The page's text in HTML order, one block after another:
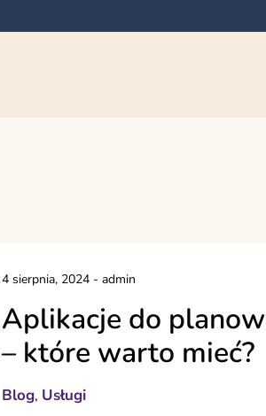
4 sierpnia, 2024- admin
Aplikacje do
– które warto mieć?
Blog, Usługi